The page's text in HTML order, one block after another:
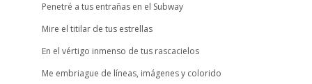
Penetré a tus entrañas en el Subway
Mire el titilar de tus estrellas
En el vértigo inmenso de tus rascacielos
Me embriague de líneas, imágenes y colorido